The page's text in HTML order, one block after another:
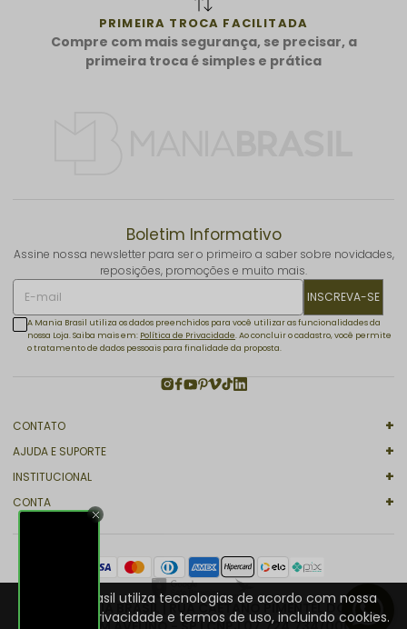
PRIMEIRA TROCA FACILITADA
Compre com mais segurança, se precisar, a
primeira troca é simples e prática
CONTATO
AJUDA E SUPORTE
INSTITUCIONAL
CONTA
Boletim Informativo
Assine nossa newsletter para ser o primeiro a saber sobre novidades,
reposições, promoções e muito mais.
INSCREVA-SE
A Mania Brasil utiliza os dados preenchidos para você utilizar as funcionalidades da
nossa Loja. Saiba mais em: Política de Privacidade. Ao concluir o cadastro, você permite
o tratamento de dados pessoais para finalidade da proposta.
2024 © MANIA BRASIL | RUA CAETANO PIMENTEL DO VABO
A Mania Brasil utiliza tecnologias de acordo com nossa
política de privacidade e termos de uso, incluindo cookies.